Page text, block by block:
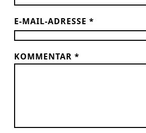
E-MAIL-ADRESSE *
KOMMENTAR *